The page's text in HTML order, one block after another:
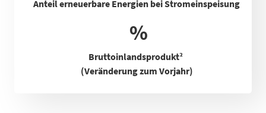
Anteil erneuerbare Energien bei Stromeinspeisung
%
Bruttoinlandsprodukt²
(Veränderung zum Vorjahr)